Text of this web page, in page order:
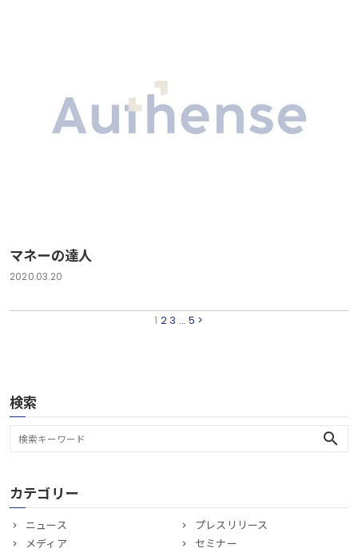
マネーの達人
2020.03.20
1 2 3 … 5 >
検索
search
カテゴリー
ニュース
プレスリリース
メディア
セミナー